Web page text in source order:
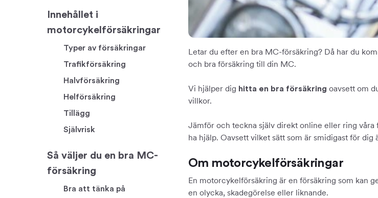
Innehållet i
motorcykelförsäkringar
Typer av försäkringar
Trafikförsäkring
Halvförsäkring
Helförsäkring
Tillägg
Självrisk
Så väljer du en bra MC-
försäkring
Bra att tänka på
Letar du efter en bra MC-försäkring? Då har du
och bra försäkring till din MC.
Vi hjälper dig hitta en bra försäkring oavsett om
villkor.
Jämför och teckna själv direkt online eller ring våra
ha hjälp. Oavsett vilket sätt som är smidigast för
Om motorcykelförsäkringar
En motorcykelförsäkring är en försäkring som kan
en olycka, skadegörelse eller liknande.